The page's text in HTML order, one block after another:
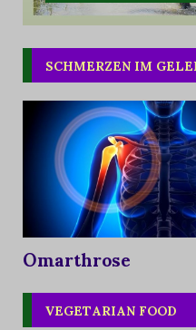
SCHMERZEN IM
Omarthrose
VEGETARIAN FOOD